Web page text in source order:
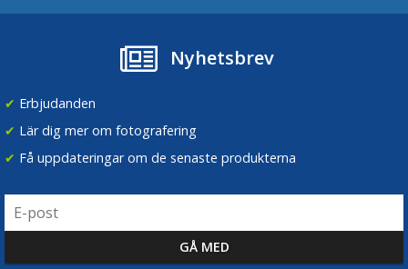
Nyhetsbrev
✔ Erbjudanden
✔ Lär dig mer om fotografering
✔ Få uppdateringar om de senaste produkterna